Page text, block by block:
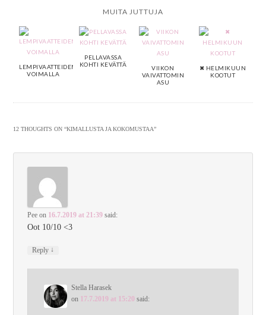
MUITA JUTTUJA
LEMPIVAATTEIDEN
VOIMALLA
PELLAVASSA
KOHTI KEVÄTTÄ
VIIKON
VAIVATTOMIN
ASU
✖ HELMIKUUN
KOOTUT
12 THOUGHTS ON “KIMALLUSTA JA KOKOMUSTAA”
Pee on 16.7.2019 at 21:39 said:
Oot 10/10 <3
Reply ↓
Stella Harasek
on 17.7.2019 at 15:20 said: